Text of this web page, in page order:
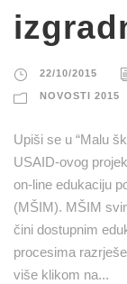
22/10/2015
NOVOSTI 2015
Upiši se u “Malu
USAID-ovog
on-line edukaciju
(MŠIM). MŠIM
čini dostupnim
procesima
više klikom na...